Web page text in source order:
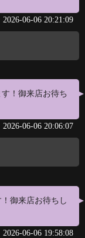
06-06 20:21:09
！御来店お待ち
06-06 20:06:07
御来店お待ちし
06-06 19:58:08